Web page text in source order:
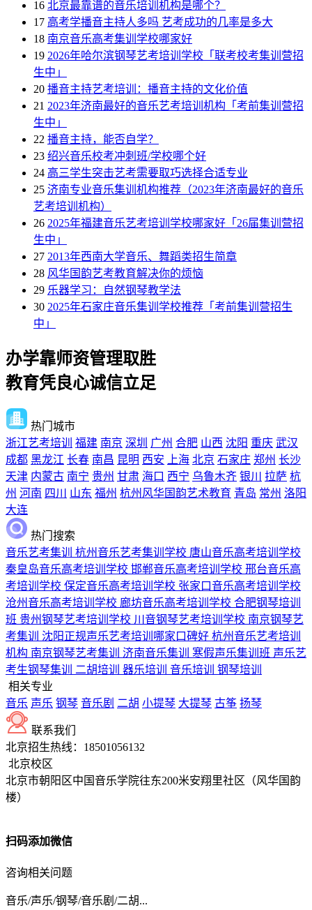
16 北京最靠谱的音乐培训机构是哪个？
17 高考学播音主持人多吗 艺考成功的几率是多大
18 南京音乐高考集训学校哪家好
19 2026年哈尔滨钢琴艺考培训学校「联考校考集训营招
生中」
20 播音主持艺考培训：播音主持的文化价值
21 2023年济南最好的音乐艺考培训机构「考前集训营招
生中」
22 播音主持，能否自学？
23 绍兴音乐校考冲刺班/学校哪个好
24 高三学生突击艺考需要取巧选择合适专业
25 济南专业音乐集训机构推荐（2023年济南最好的音乐
艺考培训机构）
26 2025年福建音乐艺考培训学校哪家好「26届集训营招
生中」
27 2013年西南大学音乐、舞蹈类招生简章
28 风华国韵艺考教育解决你的烦恼
29 乐器学习：自然钢琴教学法
30 2025年石家庄音乐集训学校推荐「考前集训营招生
中」
办学靠师资管理取胜
教育凭良心诚信立足
热门城市
浙江艺考培训
福建 南京 深圳 广州 合肥 山西 沈阳 重庆 武汉
成都 黑龙江 长春 南昌 昆明 西安 上海 北京 石家庄 郑州 长沙
天津 内蒙古 南宁 贵州 甘肃 海口 西宁 乌鲁木齐 银川 拉萨 杭
州 河南 四川 山东 福州 杭州风华国韵艺术教育 青岛 常州 洛阳
大连
热门搜索
音乐艺考集训 杭州音乐艺考集训学校 唐山音乐高考培训学校
秦皇岛音乐高考培训学校 邯郸音乐高考培训学校 邢台音乐高
考培训学校 保定音乐高考培训学校 张家口音乐高考培训学校
沧州音乐高考培训学校 廊坊音乐高考培训学校 合肥钢琴培训
班 贵州钢琴艺考培训学校 川音钢琴艺考培训学校 南京钢琴艺
考集训 沈阳正规声乐艺考培训哪家口碑好 杭州音乐艺考培训
机构 南京钢琴艺考集训 济南音乐集训 寒假声乐集训班 声乐艺
考生钢琴集训 二胡培训 器乐培训 音乐培训 钢琴培训
相关专业
音乐 声乐 钢琴 音乐剧 二胡 小提琴 大提琴 古筝 扬琴
联系我们
北京招生热线：18501056132
北京校区
北京市朝阳区中国音乐学院往东200米安翔里社区（风华国韵
楼）
扫码添加微信
咨询相关问题
音乐/声乐/钢琴/音乐剧/二胡...